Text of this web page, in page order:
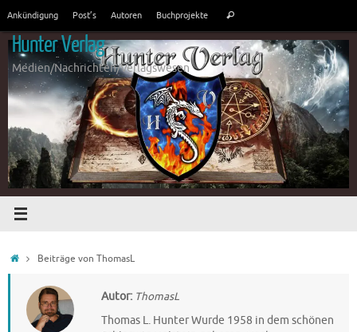
Inhalt
springen
Ankündigung Post’s Autoren Buchprojekte Suchen
Hunter Verlag
Medien/Nachrichten/Verlagswesen
StartBeiträge von ThomasL
Autor: ThomasL
Thomas L. Hunter Wurde 1958 in dem schönen